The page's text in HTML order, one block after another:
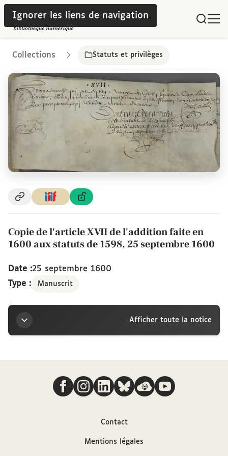
Ignorer les liens de navigation
Collections Statuts et privilèges
Copie de l'article XVII de l'addition faite en
1600 aux statuts de 1598, 25 septembre 1600
Date :25 septembre 1600
Type :
Manuscrit
Afficher toute la notice
Titre
Copie de l'article XVII de l'addition faite en 1600
aux statuts de 1598, 25 septembre 1600
Description hiérarchisée dans le catalogue
Nous suivre
Contact
Mentions légales